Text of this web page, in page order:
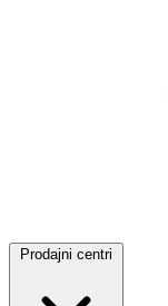
Prodajni centri